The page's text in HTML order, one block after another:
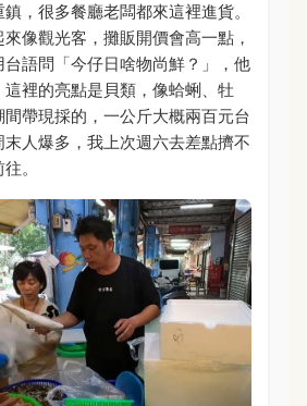
，很多餐廳老闆都來這裡進貨。
像觀光客，攤販開價會高一點，
語問「今仔日啥物尚鮮？」，他
裡的亮點是貝類，像蛤蜊、牡
帶現採的，一公斤大概兩百元台
人爆多，我上次週六去差點擠不
。